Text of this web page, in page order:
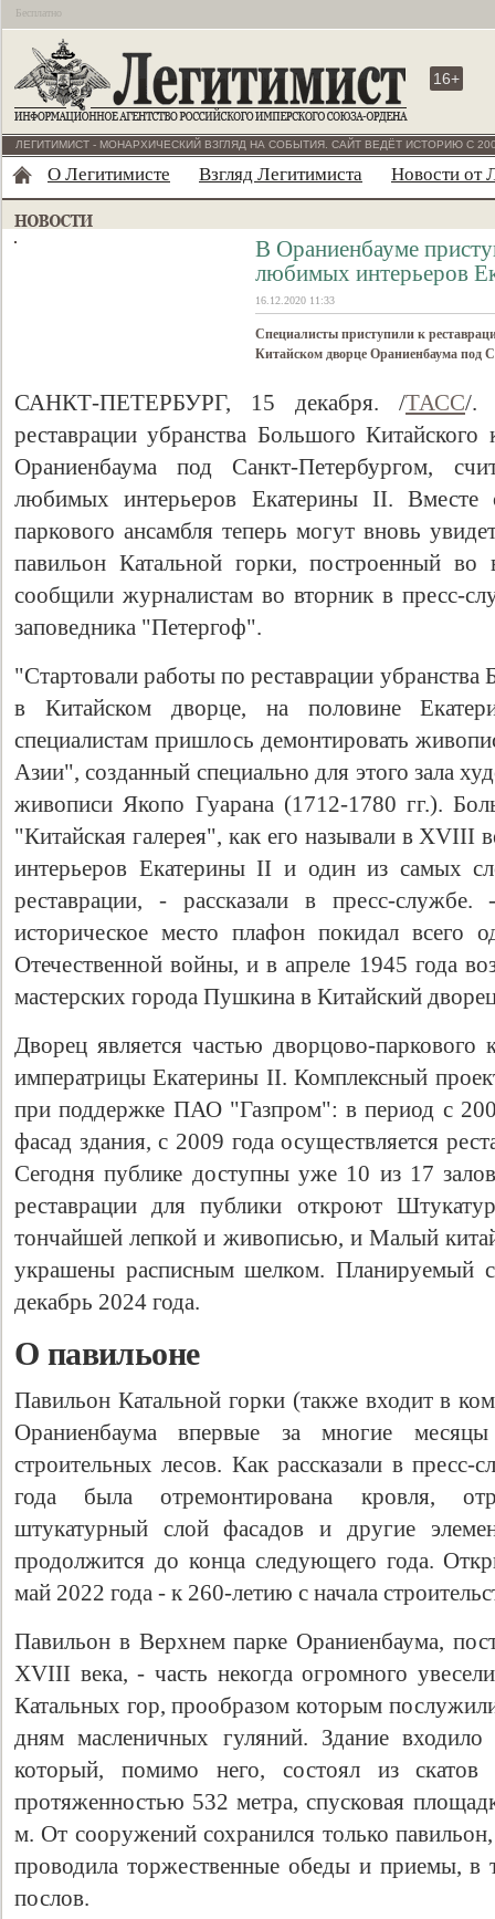
Бесплатно
16+
ЛЕГИТИМИСТ - МОНАРХИЧЕСКИЙ ВЗГЛЯД НА СОБЫТИЯ. САЙТ ВЕДЁТ ИСТОРИЮ С
О Легитимисте Взгляд Легитимиста Новости от
В Ораниенбауме
любимых интерьеров
16.12.2020 11:33
Специалисты приступили к
Китайском дворце Ораниенбаума под
САНКТ-ПЕТЕРБУРГ, 15 декабря. /ТАСС/.
реставрации убранства Большого
Ораниенбаума под Санкт-Петербургом,
любимых интерьеров Екатерины II. Вместе
паркового ансамбля теперь могут вновь
павильон Катальной горки, построенный
сообщили журналистам во вторник в пресс-
заповедника "Петергоф".
"Стартовали работы по реставрации убранства
в Китайском дворце, на половине
специалистам пришлось демонтировать
Азии", созданный специально для этого зала
живописи Якопо Гуарана (1712-1780 гг.).
"Китайская галерея", как его называли в
интерьеров Екатерины II и один из самых
реставрации, - рассказали в пресс-
историческое место плафон покидал всего
Отечественной войны, и в апреле 1945 года
мастерских города Пушкина в Китайский
Дворец является частью дворцово-паркового
императрицы Екатерины II. Комплексный
при поддержке ПАО "Газпром": в период с
фасад здания, c 2009 года осуществляется
Сегодня публике доступны уже 10 из 17
реставрации для публики откроют
тончайшей лепкой и живописью, и Малый
украшены расписным шелком. Планируемый
декабрь 2024 года.
О павильоне
Павильон Катальной горки (также входит в
Ораниенбаума впервые за многие
строительных лесов. Как рассказали в
года была отремонтирована кровля,
штукатурный слой фасадов и другие
продолжится до конца следующего года.
май 2022 года - к 260-летию с начала
Павильон в Верхнем парке Ораниенбаума,
XVIII века, - часть некогда огромного
Катальных гор, прообразом которым
дням масленичных гуляний. Здание
который, помимо него, состоял из скатов
протяженностью 532 метра, спусковая
м. От сооружений сохранился только
проводила торжественные обеды и приемы, в
послов.
Свидетельство